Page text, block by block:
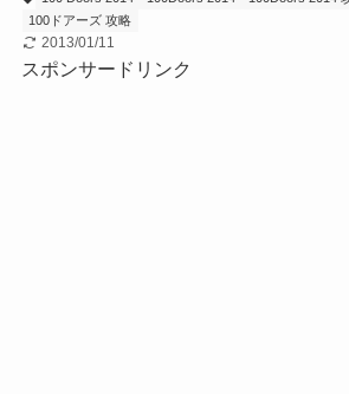
100ドアーズ 攻略
2013/01/11
スポンサードリンク